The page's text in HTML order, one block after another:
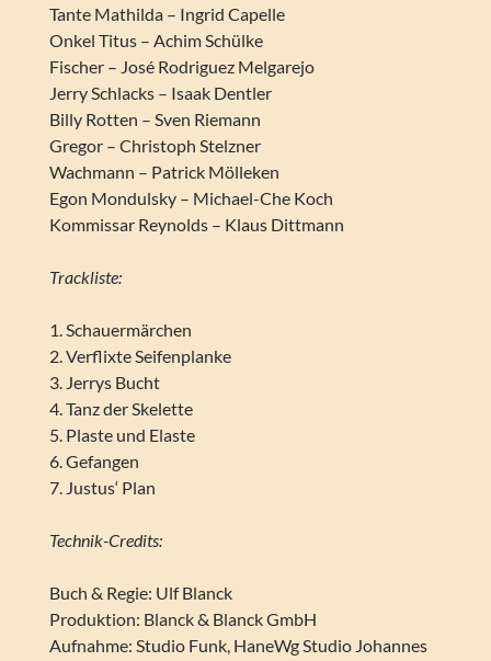
Tante Mathilda – Ingrid Capelle
Onkel Titus – Achim Schülke
Fischer – José Rodriguez Melgarejo
Jerry Schlacks – Isaak Dentler
Billy Rotten – Sven Riemann
Gregor – Christoph Stelzner
Wachmann – Patrick Mölleken
Egon Mondulsky – Michael-Che Koch
Kommissar Reynolds – Klaus Dittmann
Trackliste:
1. Schauermärchen
2. Verflixte Seifenplanke
3. Jerrys Bucht
4. Tanz der Skelette
5. Plaste und Elaste
6. Gefangen
7. Justus‘ Plan
Technik-Credits:
Buch & Regie: Ulf Blanck
Produktion: Blanck & Blanck GmbH
Aufnahme: Studio Funk, HaneWg Studio Johannes